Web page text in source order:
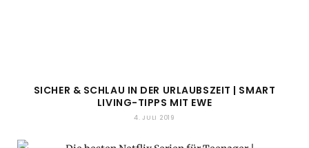
SICHER & SCHLAU IN DER URLAUBSZEIT | SMART
LIVING-TIPPS MIT EWE
4. JULI 2019